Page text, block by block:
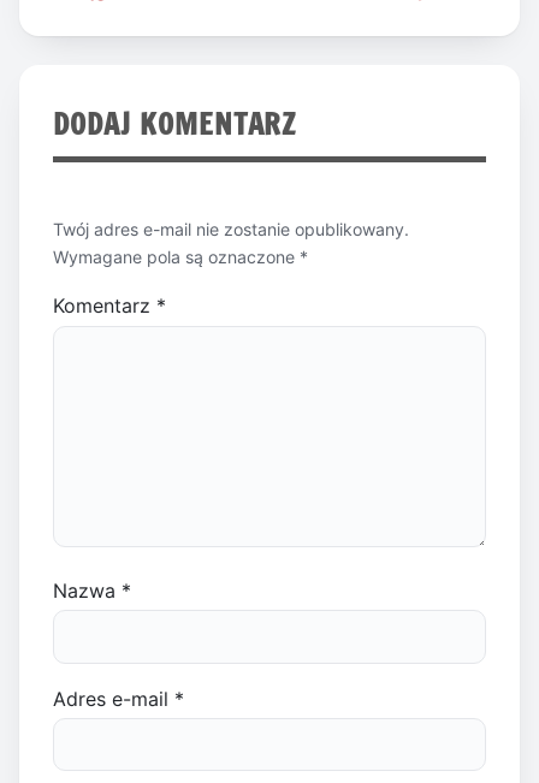
DODAJ KOMENTARZ
Twój adres e-mail nie zostanie opublikowany.
Wymagane pola są oznaczone *
Komentarz *
Nazwa *
Adres e-mail *